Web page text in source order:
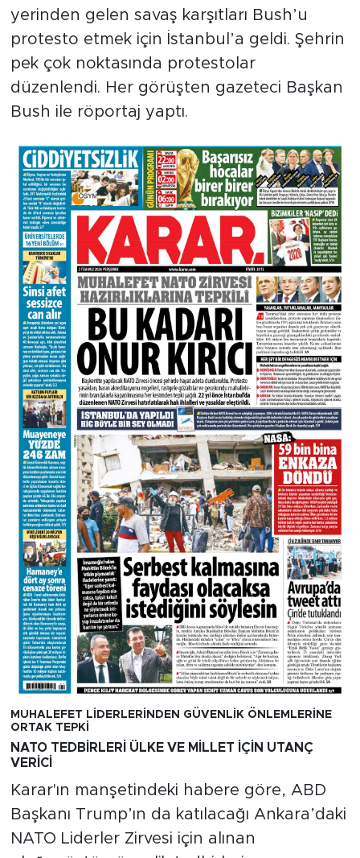
yerinden gelen savaş karşıtları Bush’u
protesto etmek için İstanbul’a geldi. Şehrin
pek çok noktasında protestolar
düzenlendi. Her görüşten gazeteci Başkan
Bush ile röportaj yaptı.
MUHALEFET LİDERLERİNDEN GÜVENLİK ÖNLEMLERİNE
ORTAK TEPKİ
NATO TEDBİRLERİ ÜLKE VE MİLLET İÇİN UTANÇ
VERİCİ
Karar'ın manşetindeki habere göre, ABD
Başkanı Trump’ın da katılacağı Ankara’daki
NATO Liderler Zirvesi için alınan